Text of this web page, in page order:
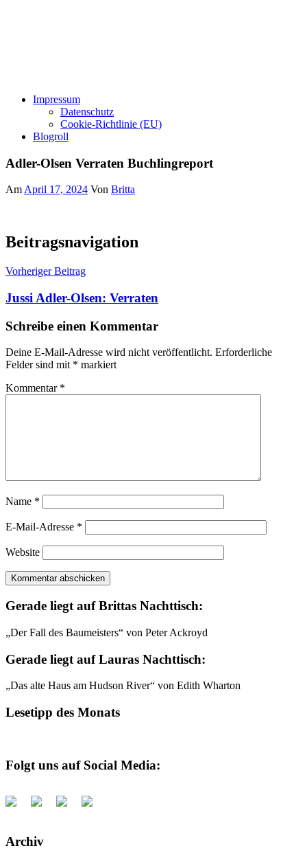
Impressum
Datenschutz
Cookie-Richtlinie (EU)
Blogroll
Adler-Olsen Verraten Buchlingreport
AmApril 17, 2024 Von Britta
Beitragsnavigation
Vorheriger Beitrag
Jussi Adler-Olsen: Verraten
Schreibe einen Kommentar
Deine E-Mail-Adresse wird nicht veröffentlicht. Erforderliche
Felder sind mit * markiert
Kommentar *
Name *
E-Mail-Adresse *
Website
Gerade liegt auf Brittas Nachttisch:
„Der Fall des Baumeisters“ von Peter Ackroyd
Gerade liegt auf Lauras Nachttisch:
„Das alte Haus am Hudson River“ von Edith Wharton
Lesetipp des Monats
Folgt uns auf Social Media:
Archiv